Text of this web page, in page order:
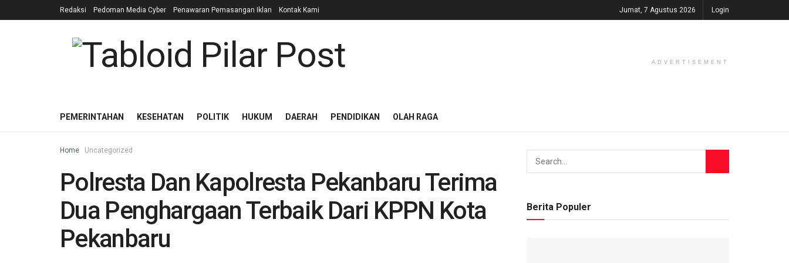
Redaksi Pedoman Media Cyber Penawaran Pemasangan Iklan Kontak Kami Jumat, 7 Agustus 2026 Login
ADVERTISEMENT
PEMERINTAHAN KESEHATAN POLITIK HUKUM DAERAH PENDIDIKAN OLAH RAGA
Home Uncategorized
Polresta Dan Kapolresta Pekanbaru Terima
Dua Penghargaan Terbaik Dari KPPN Kota
Pekanbaru
Berita Populer